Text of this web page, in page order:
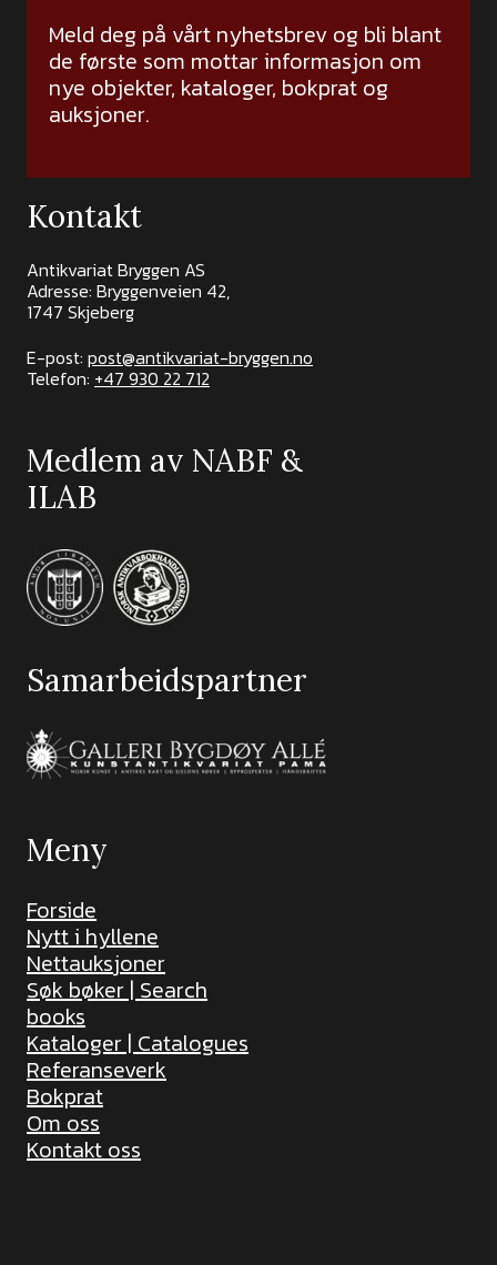
Meld deg på vårt nyhetsbrev og bli blant
de første som mottar informasjon om
nye objekter, kataloger, bokprat og
auksjoner.
Kontakt
Antikvariat Bryggen AS
Adresse: Bryggenveien 42,
1747 Skjeberg
E-post: post@antikvariat-bryggen.no
Telefon: +47 930 22 712
Medlem av NABF &
ILAB
Samarbeidspartner
Meny
Forside
Nytt i hyllene
Nettauksjoner
Søk bøker | Search
books
Kataloger | Catalogues
Referanseverk
Bokprat
Om oss
Kontakt oss